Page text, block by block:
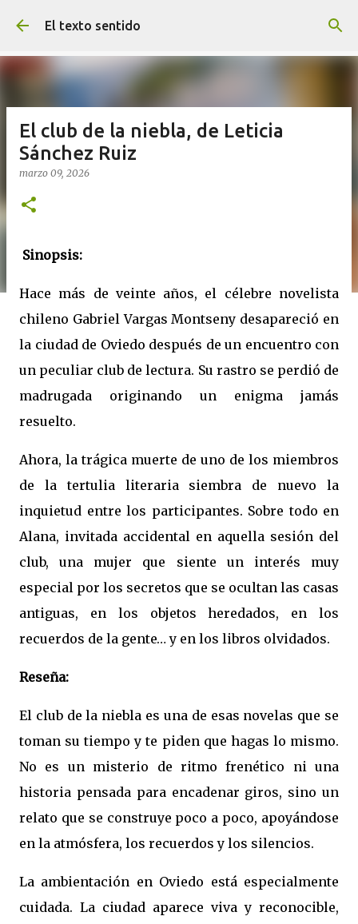
Ir al contenido principal
El texto sentido
El club de la niebla, de Leticia
Sánchez Ruiz
marzo 09, 2026
Sinopsis:
Hace más de veinte años, el célebre novelista
chileno Gabriel Vargas Montseny desapareció en
la ciudad de Oviedo después de un encuentro con
un peculiar club de lectura. Su rastro se perdió de
madrugada originando un enigma jamás
resuelto.
Ahora, la trágica muerte de uno de los miembros
de la tertulia literaria siembra de nuevo la
inquietud entre los participantes. Sobre todo en
Alana, invitada accidental en aquella sesión del
club, una mujer que siente un interés muy
especial por los secretos que se ocultan las casas
antiguas, en los objetos heredados, en los
recuerdos de la gente… y en los libros olvidados.
Reseña:
El club de la niebla es una de esas novelas que se
toman su tiempo y te piden que hagas lo mismo.
No es un misterio de ritmo frenético ni una
historia pensada para encadenar giros, sino un
relato que se construye poco a poco, apoyándose
en la atmósfera, los recuerdos y los silencios.
La ambientación en Oviedo está especialmente
cuidada. La ciudad aparece viva y reconocible,